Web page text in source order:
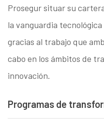
Prosegur situar su
la vanguardia
gracias al trabajo que
cabo en los ámbitos de
innovación.
Programas de